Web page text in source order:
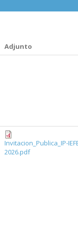
Adjunto
Invitacion_Publica_IP-
2026.pdf